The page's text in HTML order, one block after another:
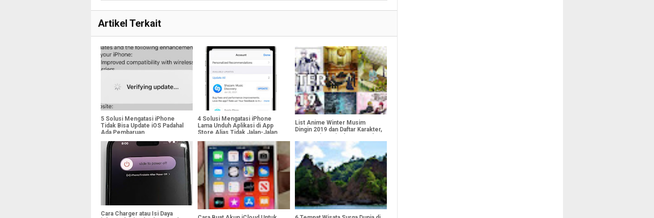
Artikel Terkait
5 Solusi Mengatasi iPhone
Tidak Bisa Update iOS Padahal
Ada Pembaruan
4 Solusi Mengatasi iPhone
Lama Unduh Aplikasi di App
Store Alias Tidak Jalan-Jalan
List Anime Winter Musim
Dingin 2019 dan Daftar Karakter,
Genre, Sinopsis dan Tanggal
Rilis [Bagian 1]
Cara Charger atau Isi Daya